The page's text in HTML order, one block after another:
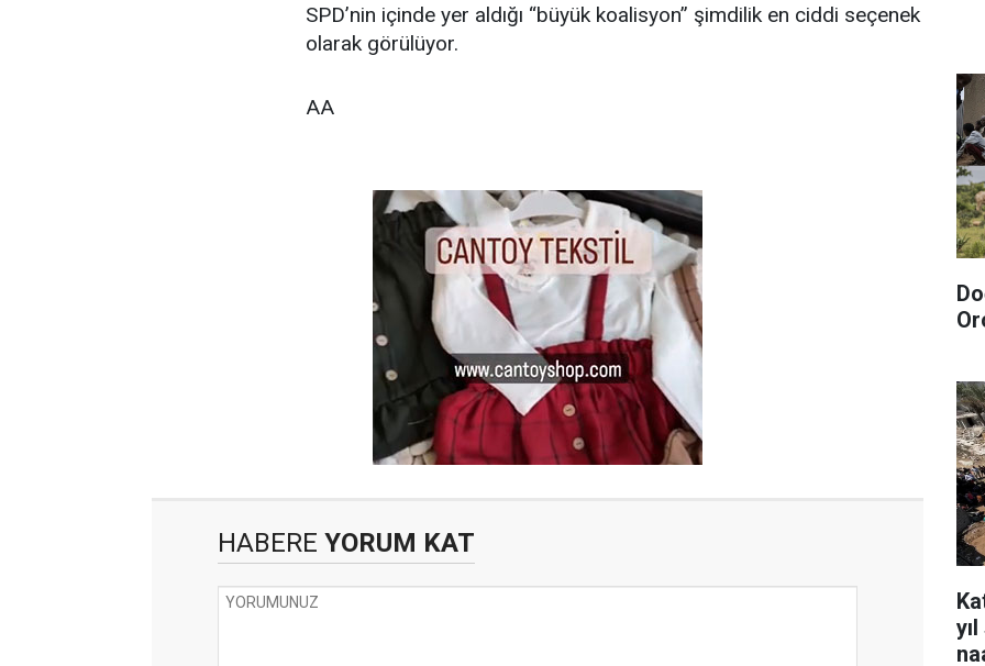
SPD’nin içinde yer aldığı “büyük koalisyon” şimdilik en ciddi seçenek
olarak görülüyor.
AA
HABERE YORUM KAT